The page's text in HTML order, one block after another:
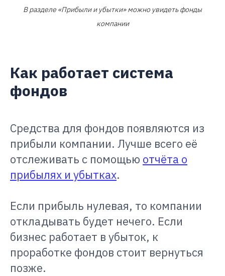
В разделе «Прибыли и убытки» можно увидеть фонды
компании
Как работает система
фондов
Средства для фондов появляются из
прибыли компании. Лучше всего её
отслеживать с помощью отчёта о
прибылях и убытках.
Если прибыль нулевая, то компании
откладывать будет нечего. Если
бизнес работает в убыток, к
проработке фондов стоит вернуться
позже.